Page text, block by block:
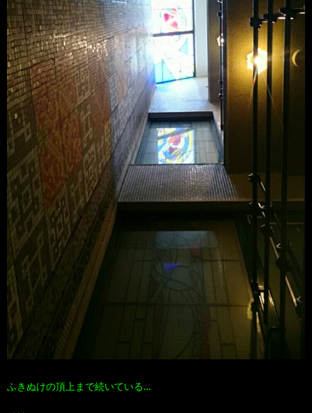
ふきぬけの頂上まで続いている…